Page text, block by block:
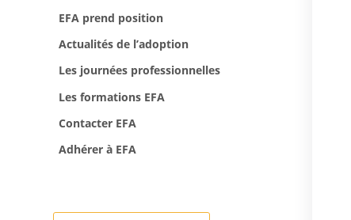
EFA prend position
Actualités de l’adoption
Les journées professionnelles
Les formations EFA
Contacter EFA
Adhérer à EFA